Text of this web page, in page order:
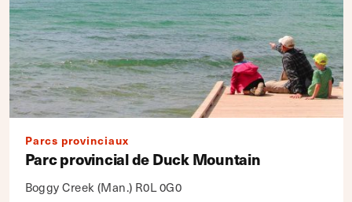
Parcs provinciaux
Parc provincial de Duck Mountain
Boggy Creek (Man.) R0L 0G0